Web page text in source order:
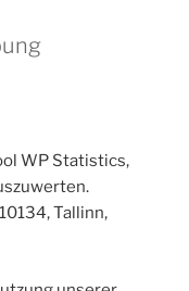
WP Statistics,
Tallinn,